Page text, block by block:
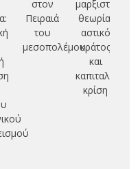
στον
Πειραιά
του
μεσοπολέμου
μαρξιστική
θεωρία:
αστικό
κράτος
και
καπιταλιστική
κρίση